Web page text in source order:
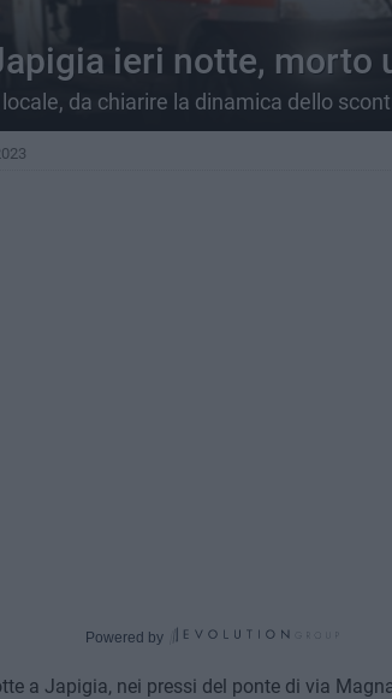
ieri notte, morto
da chiarire la dinamica dello
Powered by
a Japigia, nei pressi del ponte di via